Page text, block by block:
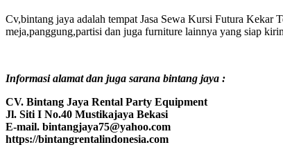
Cv,bintang jaya adalah tempat Jasa Sewa Kursi Futura Kekar
meja,panggung,partisi dan juga furniture lainnya yang siap
Informasi alamat dan juga sarana bintang jaya :
CV. Bintang Jaya Rental Party Equipment
Jl. Siti I No.40 Mustikajaya Bekasi
E-mail. bintangjaya75@yahoo.com
https://bintangrentalindonesia.com